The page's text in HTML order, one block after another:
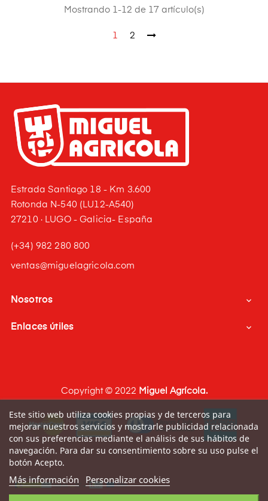
Mostrando 1-12 de 17 artículo(s)
2
Estrada Santiago 18 - Km 3.600
Rotonda N-540 (LU12-A540)
27210 · LUGO - Galicia- España
(+34) 982 280 800
ventas@miguelagricola.com
Nosotros 
Enlaces útiles 
Copyright © 2022 Miguel Agrícola.
Este sitio web utiliza cookies propias y de terceros para
mejorar nuestros servicios y mostrarle publicidad relacionada
con sus preferencias mediante el análisis de sus hábitos de
navegación. Para dar su consentimiento sobre su uso pulse el
botón Acepto.
Más información Personalizar cookies